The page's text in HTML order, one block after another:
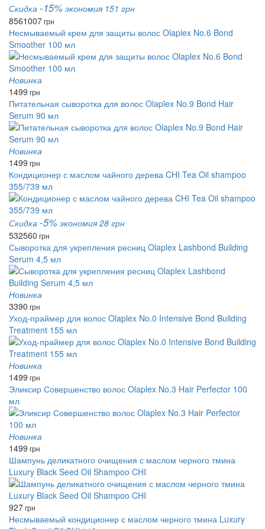
Скидка -15% экономия 151 грн
8561007грн
Несмываемый крем для защиты волос Olaplex No.6 Bond
Smoother 100 мл
Новинка
1499 грн
Питательная сыворотка для волос Olaplex No.9 Bond Hair
Serum 90 мл
Новинка
1499 грн
Кондиционер с маслом чайного дерева CHI Tea Oil shampoo
355/739 мл
Скидка -5% экономия 28 грн
532560 грн
Сыворотка для укрепления ресниц Olaplex Lashbond Building
Serum 4,5 мл
Новинка
3390 грн
Уход-праймер для волос Olaplex No.0 Intensive Bond Building
Treatment 155 мл
Новинка
1499 грн
Эликсир Совершенство волос Olaplex No.3 Hair Perfector 100
мл
Новинка
1499 грн
Шампунь деликатного очищения с маслом черного тмина
Luxury Black Seed Oil Shampoo CHI
927грн
Несмываемый кондиционер с маслом черного тмина Luxury